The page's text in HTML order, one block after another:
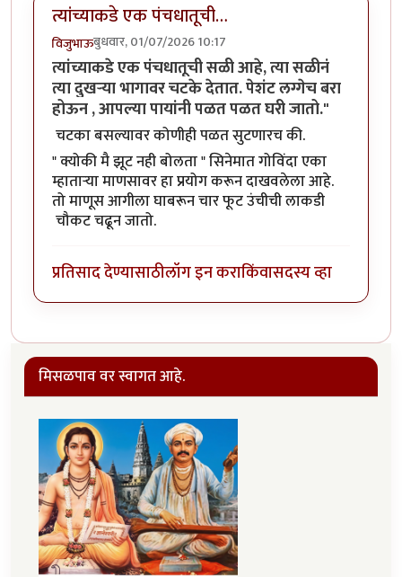
त्यांच्याकडे एक पंचधातूची…
विजुभाऊबुधवार, 01/07/2026 10:17
त्यांच्याकडे एक पंचधातूची सळी आहे, त्या सळीनं
त्या दुखऱ्या भागावर चटके देतात. पेशंट लग्गेच बरा
होऊन , आपल्या पायांनी पळत पळत घरी जातो."
चटका बसल्यावर कोणीही पळत सुटणारच की.
" क्योकी मै झूट नही बोलता " सिनेमात गोविंदा एका
म्हाताऱ्या माणसावर हा प्रयोग करून दाखवलेला आहे.
तो माणूस आगीला घाबरून चार फूट उंचीची लाकडी
चौकट चढून जातो.
प्रतिसाद देण्यासाठीलॉग इन कराकिंवासदस्य व्हा
मिसळपाव वर स्वागत आहे.